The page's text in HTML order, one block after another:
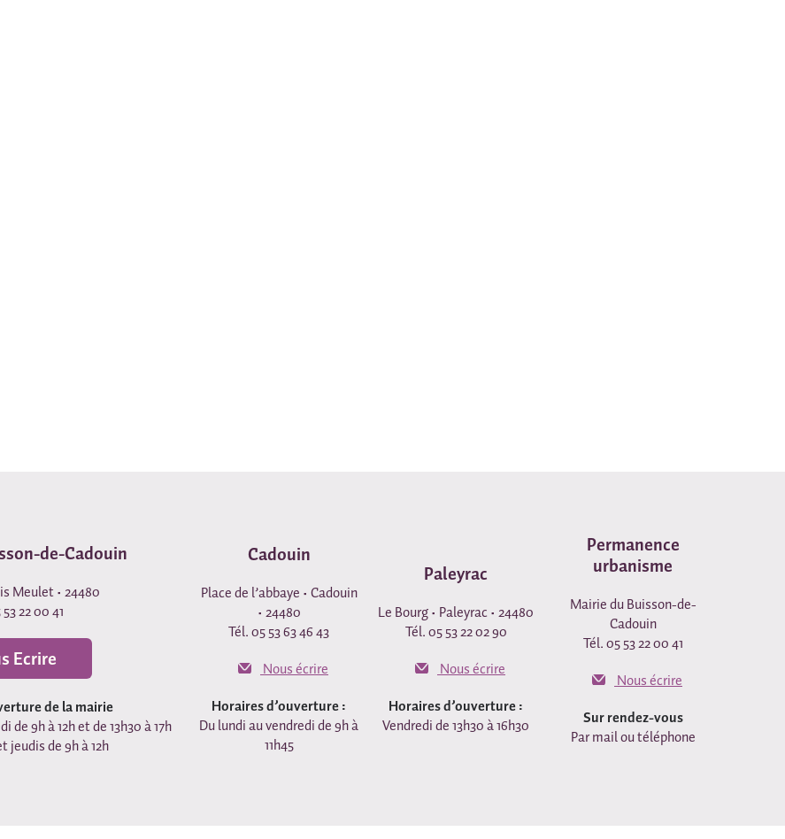
de-Cadouin
Meulet • 24480
22 00 41
Ecrire
de la mairie
9h à 12h et de 13h30 à 17h
jeudis de 9h à 12h
Cadouin
Place de l’abbaye • Cadouin
• 24480
Tél. 05 53 63 46 43
Nous écrire
Horaires d’ouverture :
Du lundi au vendredi de 9h à
11h45
Paleyrac
Le Bourg • Paleyrac • 24480
Tél. 05 53 22 02 90
Nous écrire
Horaires d’ouverture :
Vendredi de 13h30 à 16h30
Permanence
urbanisme
Mairie du Buisson-de-
Cadouin
Tél. 05 53 22 00 41
Nous écrire
Sur rendez-vous
Par mail ou téléphone